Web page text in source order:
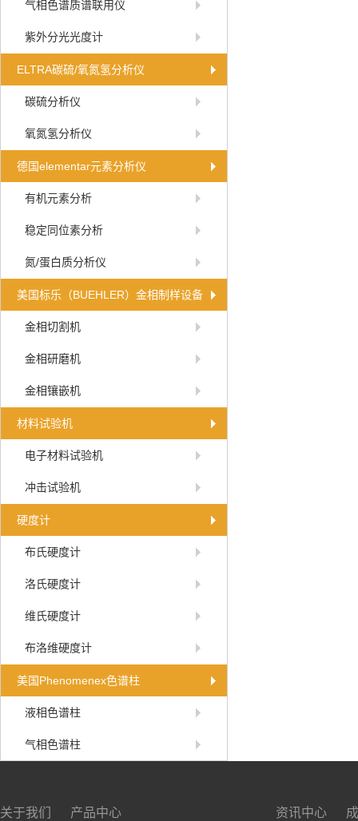
气相色谱质谱联用仪
紫外分光光度计
ELTRA碳硫/氧氮氢分析仪
碳硫分析仪
氧氮氢分析仪
德国elementar元素分析仪
有机元素分析
稳定同位素分析
氮/蛋白质分析仪
美国标乐（BUEHLER）金相制样设备
金相切割机
金相研磨机
金相镶嵌机
材料试验机
电子材料试验机
冲击试验机
硬度计
布氏硬度计
洛氏硬度计
维氏硬度计
布洛维硬度计
美国Phenomenex色谱柱
液相色谱柱
气相色谱柱
关于我们 产品中心 资讯中心